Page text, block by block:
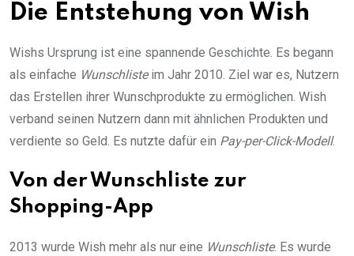
Die Entstehung von Wish
Wishs Ursprung ist eine spannende Geschichte. Es begann
als einfache Wunschlisteim Jahr 2010. Ziel war es, Nutzern
das Erstellen ihrer Wunschprodukte zu ermöglichen. Wish
verband seinen Nutzern dann mit ähnlichen Produkten und
verdiente so Geld. Es nutzte dafür ein Pay-per-Click-Modell.
Von der Wunschliste zur
Shopping-App
2013 wurde Wish mehr als nur eine Wunschliste. Es wurde